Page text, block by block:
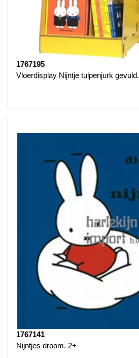
1767195
Vloerdisplay Nijntje tulpenjurk gevuld.
1767141
Nijntjes droom. 2+